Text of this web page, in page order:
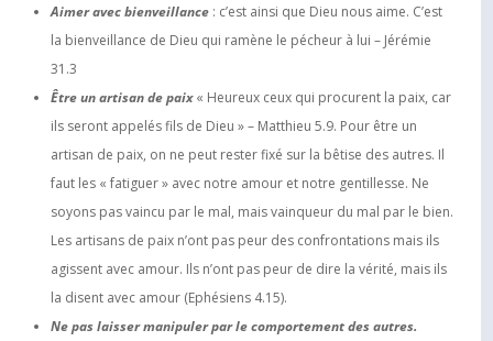
Aimer avec bienveillance : c’est ainsi que Dieu nous aime. C’est
la bienveillance de Dieu qui ramène le pécheur à lui – Jérémie
31.3
Être un artisan de paix « Heureux ceux qui procurent la paix, car
ils seront appelés fils de Dieu » – Matthieu 5.9. Pour être un
artisan de paix, on ne peut rester fixé sur la bêtise des autres. Il
faut les « fatiguer » avec notre amour et notre gentillesse. Ne
soyons pas vaincu par le mal, mais vainqueur du mal par le bien.
Les artisans de paix n’ont pas peur des confrontations mais ils
agissent avec amour. Ils n’ont pas peur de dire la vérité, mais ils
la disent avec amour (Ephésiens 4.15).
Ne pas laisser manipuler par le comportement des autres.